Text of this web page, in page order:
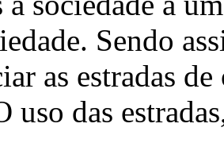
Sendo
as estradas
uso das